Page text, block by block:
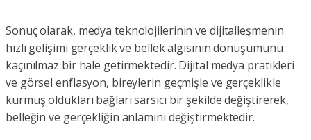
Sonuç olarak, medya teknolojilerinin ve dijitalleşmenin
hızlı gelişimi gerçeklik ve bellek algısının dönüşümünü
kaçınılmaz bir hale getirmektedir. Dijital medya pratikleri
ve görsel enflasyon, bireylerin geçmişle ve gerçeklikle
kurmuş oldukları bağları sarsıcı bir şekilde değiştirerek,
belleğin ve gerçekliğin anlamını değiştirmektedir.